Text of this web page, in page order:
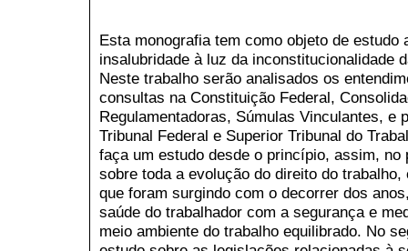
Esta monografia tem como objeto de estudo
insalubridade à luz da inconstitucionalidade
Neste trabalho serão analisados os
consultas na Constituição Federal,
Regulamentadoras, Súmulas Vinculantes, e
Tribunal Federal e Superior Tribunal do
faça um estudo desde o princípio, assim,
sobre toda a evolução do direito do
que foram surgindo com o decorrer dos
saúde do trabalhador com a segurança e
meio ambiente do trabalho equilibrado. No